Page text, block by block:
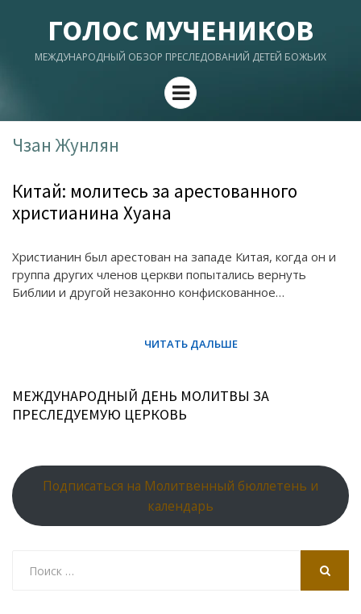
ГОЛОС МУЧЕНИКОВ
МЕЖДУНАРОДНЫЙ ОБЗОР ПРЕСЛЕДОВАНИЙ ДЕТЕЙ БОЖЬИХ
Menu
Чзан Жунлян
Китай: молитесь за арестованного
христианина Хуана
Христианин был арестован на западе Китая, когда он и
группа других членов церкви попытались вернуть
Библии и другой незаконно конфискованное…
МЕЖДУНАРОДНЫЙ ДЕНЬ МОЛИТВЫ ЗА
ПРЕСЛЕДУЕМУЮ ЦЕРКОВЬ
Подписаться на Молитвенный бюллетень и
календарь